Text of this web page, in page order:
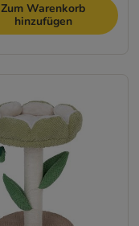
Zum Warenkorb
hinzufügen